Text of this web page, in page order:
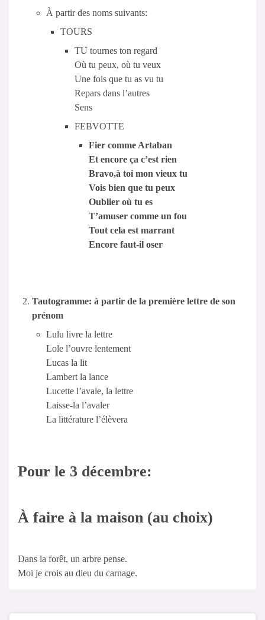
À partir des noms suivants:
TOURS
TU tournes ton regard
Où tu peux, où tu veux
Une fois que tu as vu tu
Repars dans l’autres
Sens
FEBVOTTE
Fier comme Artaban
Et encore ça c’est rien
Bravo,à toi mon vieux tu
Vois bien que tu peux
Oublier où tu es
T’amuser comme un fou
Tout cela est marrant
Encore faut-il oser
Tautogramme: à partir de la première lettre de son
prénom
Lulu livre la lettre
Lole l’ouvre lentement
Lucas la lit
Lambert la lance
Lucette l’avale, la lettre
Laisse-la l’avaler
La littérature l’élèvera
Pour le 3 décembre:
À faire à la maison (au choix)
Dans la forêt, un arbre pense.
Moi je crois au dieu du carnage.